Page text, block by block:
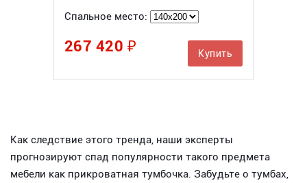
Спальное место:
267 420 ₽ Купить
Как следствие этого тренда, наши эксперты
прогнозируют спад популярности такого предмета
мебели как прикроватная тумбочка. Забудьте о тумбах,